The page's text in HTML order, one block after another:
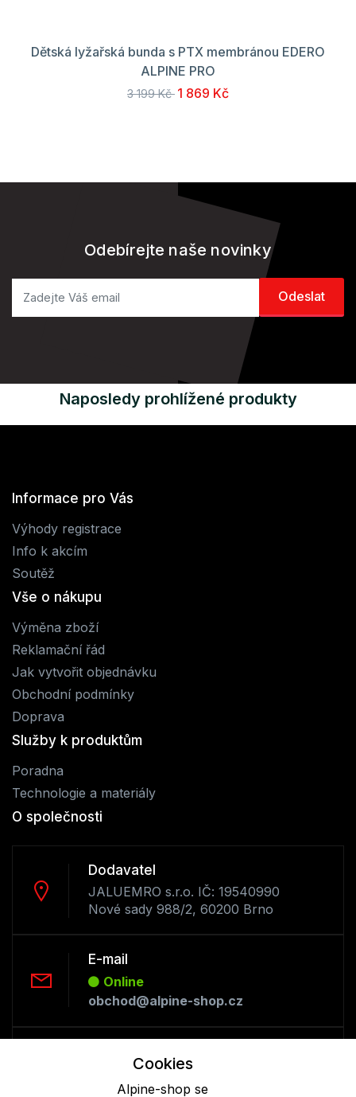
Dětská lyžařská bunda s PTX membránou EDERO
ALPINE PRO
3 199 Kč 1 869 Kč
Odebírejte naše novinky
Naposledy prohlížené produkty
Informace pro Vás
Výhody registrace
Info k akcím
Soutěž
Vše o nákupu
Výměna zboží
Reklamační řád
Jak vytvořit objednávku
Obchodní podmínky
Doprava
Služby k produktům
Poradna
Technologie a materiály
O společnosti
Dodavatel
JALUEMRO s.r.o. IČ: 19540990
Nové sady 988/2, 60200 Brno
E-mail
Online
obchod@alpine-shop.cz
Offline
+420 530 334 493
Cookies
Alpine-shop se